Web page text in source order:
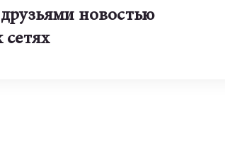
новостью
сетях